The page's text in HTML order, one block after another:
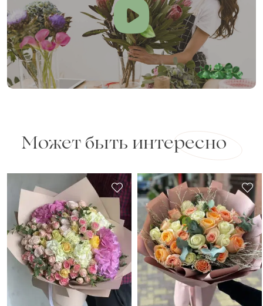
Может быть интересно